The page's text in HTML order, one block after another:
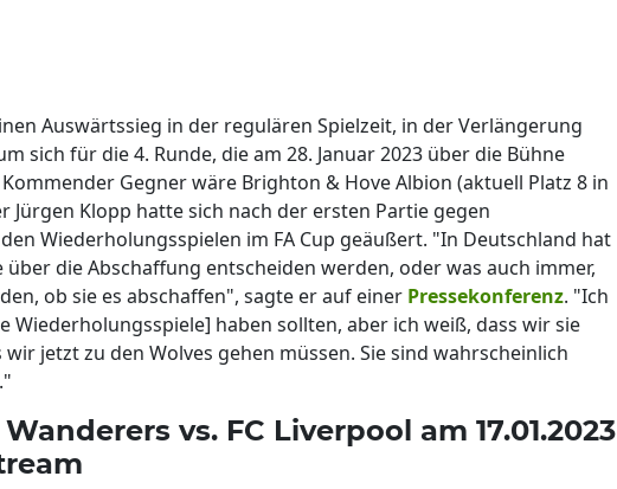
Auswärtssieg in der regulären Spielzeit, in der Verlängerung
sich für die 4. Runde, die am 28. Januar 2023 über die Bühne
Gegner wäre Brighton & Hove Albion (aktuell Platz 8 in
Jürgen Klopp hatte sich nach der ersten Partie gegen
Wiederholungsspielen im FA Cup geäußert. "In Deutschland hat
über die Abschaffung entscheiden werden, oder was auch immer,
ob sie es abschaffen", sagte er auf einer Pressekonferenz. "Ich
Wiederholungsspiele] haben sollten, aber ich weiß, dass wir sie
wir jetzt zu den Wolves gehen müssen. Sie sind wahrscheinlich
vs. FC Liverpool am 17.01.2023